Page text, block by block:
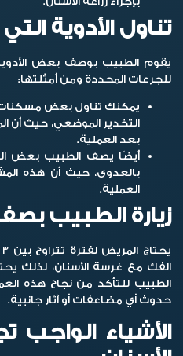
تناول الأدوية
يقوم الطبيب بوصف بعض الأدوية
للجرعات المحددة ومن أمثلتها:
يمكنك تناول بعض مسكنات
التخدير الموضعي، حيث أن
بعد العملية.
أيضًا يصف الطبيب بعض
بالعدوى، حيث أن هذه
العملية.
زيارة الطبيب
الفك مع غرسة الأسنان، لذلك
الطبيب للتأكد من نجاح هذه
حدوث أي مضاعفات أو آثار جانبية.
الأشياء الواجب